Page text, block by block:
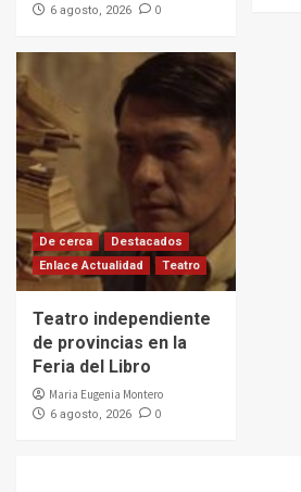
6 agosto, 2026 0
De cerca
Destacados
Enlace Actualidad
Teatro
Teatro independiente
de provincias en la
Feria del Libro
Maria Eugenia Montero
6 agosto, 2026 0